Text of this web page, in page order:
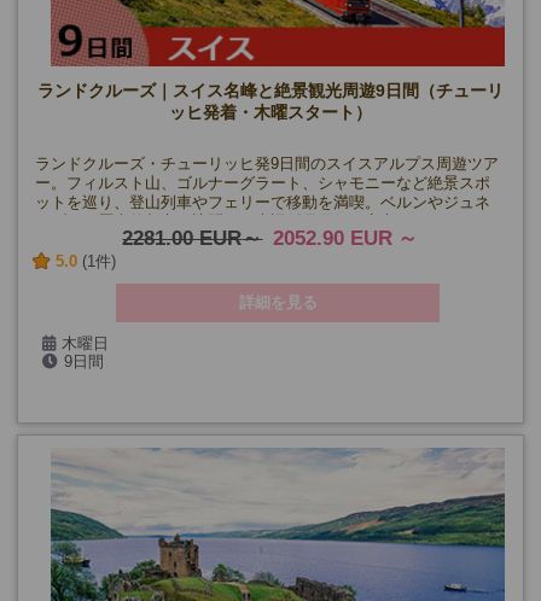
ランドクルーズ｜スイス名峰と絶景観光周遊9日間（チューリ
ッヒ発着・木曜スタート）
ランドクルーズ・チューリッヒ発9日間のスイスアルプス周遊ツア
ー。フィルスト山、ゴルナーグラート、シャモニーなど絶景スポ
ットを巡り、登山列車やフェリーで移動を満喫。ベルンやジュネ
2281.00 EUR 2052.90 EUR
5.0 (1件)
詳細を見る
木曜日
4/16・30、5月～8月、9/10・24・8
9日間